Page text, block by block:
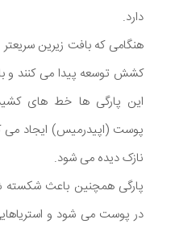
دارد.
هنگامی که بافت زیرین
کشش توسعه پیدا می کنند و
این پارگی ها خط های
پوست (اپیدرمیس) ایجاد می
نازک دیده می شود.
پارگی همچنین باعث
در پوست می شود و